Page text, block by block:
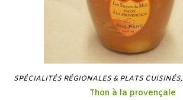
SPÉCIALITÉS RÉGIONALES & PLATS CUISINÉS,
Thon à la provençale